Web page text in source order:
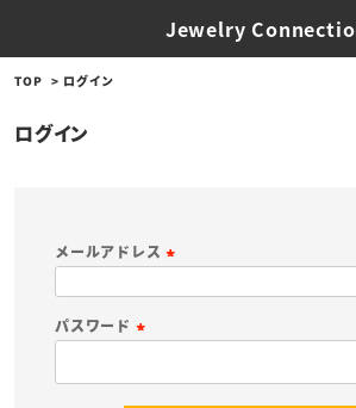
Jewelry
TOP ログイン
ログイン
メールアドレス
須
パスワード